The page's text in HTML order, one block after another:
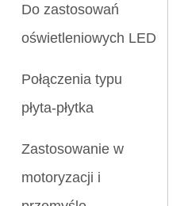
Do zastosowań
oświetleniowych LED
Połączenia typu
płyta-płytka
Zastosowanie w
motoryzacji i